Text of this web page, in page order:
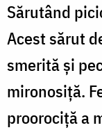
Sărutând
Acest sărut
smerită şi
mironosiţă.
proorociţă a